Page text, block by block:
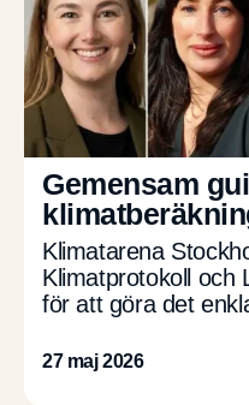
Gemensam
Klimatarena
Klimatprotokoll och
för att göra det
Tillsammans har
27 maj 2026